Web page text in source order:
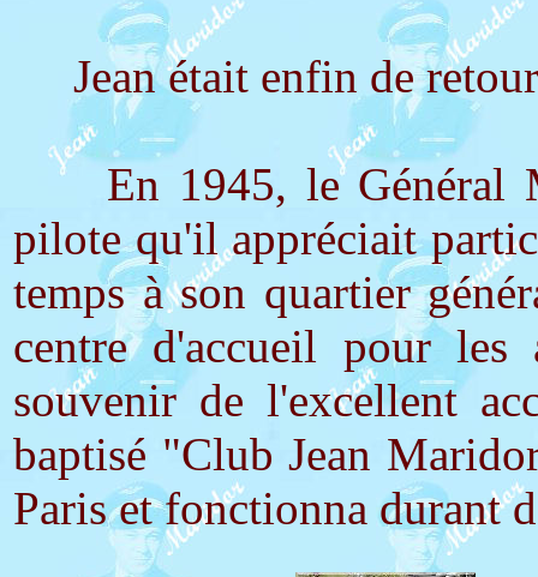
Jean était enfin de
En 1945, le Général
pilote qu'il appréciait
temps à son quartier
centre d'accueil pour
souvenir de l'excellent
baptisé "Club Jean
Paris et fonctionna durant